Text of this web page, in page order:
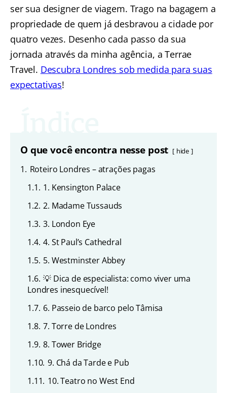
ser sua designer de viagem. Trago na bagagem a
propriedade de quem já desbravou a cidade por
quatro vezes. Desenho cada passo da sua
jornada através da minha agência, a Terrae
Travel. Descubra Londres sob medida para suas
expectativas!
O que você encontra nesse post hide
1. Roteiro Londres – atrações pagas
1.1. 1. Kensington Palace
1.2. 2. Madame Tussauds
1.3. 3. London Eye
1.4. 4. St Paul’s Cathedral
1.5. 5. Westminster Abbey
1.6. 💡 Dica de especialista: como viver uma
Londres inesquecível!
1.7. 6. Passeio de barco pelo Tâmisa
1.8. 7. Torre de Londres
1.9. 8. Tower Bridge
1.10. 9. Chá da Tarde e Pub
1.11. 10. Teatro no West End